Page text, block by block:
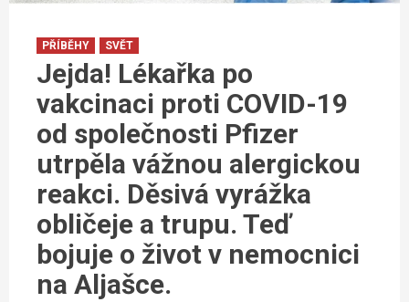
PŘÍBĚHY SVĚT
Jejda! Lékařka po
vakcinaci proti COVID-19
od společnosti Pfizer
utrpěla vážnou alergickou
reakci. Děsivá vyrážka
obličeje a trupu. Teď
bojuje o život v nemocnici
na Aljašce.